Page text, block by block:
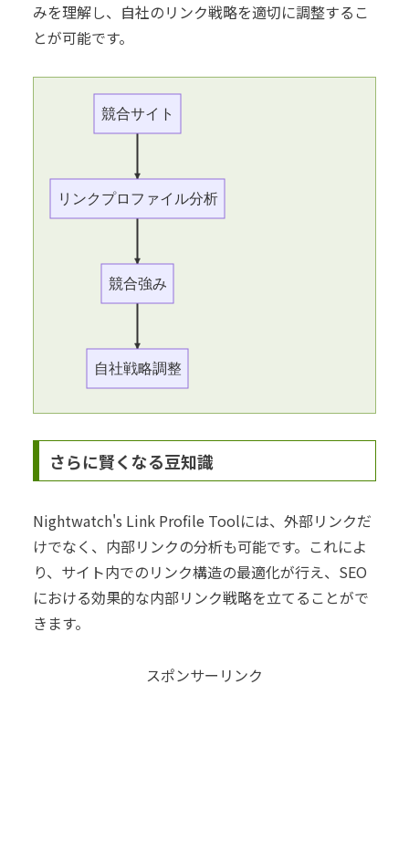
みを理解し、自社のリンク戦略を適切に調整するこ
とが可能です。
競合サイト
リンクプロファイル分析
競合強み
自社戦略調整
さらに賢くなる豆知識
Nightwatch's Link Profile Toolには、外部リンクだ
けでなく、内部リンクの分析も可能です。これによ
り、サイト内でのリンク構造の最適化が行え、SEO
における効果的な内部リンク戦略を立てることがで
きます。
スポンサーリンク